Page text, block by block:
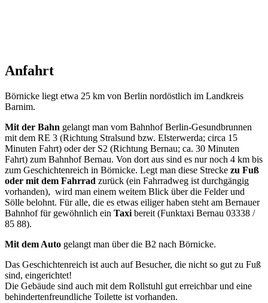
Anfahrt
Börnicke liegt etwa 25 km von Berlin nordöstlich im Landkreis
Barnim.
Mit der Bahn gelangt man vom Bahnhof Berlin-Gesundbrunnen
mit dem RE 3 (Richtung Stralsund bzw. Elsterwerda; circa 15
Minuten Fahrt) oder der S2 (Richtung Bernau; ca. 30 Minuten
Fahrt) zum Bahnhof Bernau. Von dort aus sind es nur noch 4 km bis
zum Geschichtenreich in Börnicke. Legt man diese Strecke zu Fuß
oder mit dem Fahrrad zurück (ein Fahrradweg ist durchgängig
vorhanden), wird man einem weitem Blick über die Felder und
Sölle belohnt. Für alle, die es etwas eiliger haben steht am Bernauer
Bahnhof für gewöhnlich ein Taxi bereit (Funktaxi Bernau 03338 /
85 88).
Mit dem Auto gelangt man über die B2 nach Börnicke.
Das Geschichtenreich ist auch auf Besucher, die nicht so gut zu Fuß
sind, eingerichtet!
Die Gebäude sind auch mit dem Rollstuhl gut erreichbar und eine
behindertenfreundliche Toilette ist vorhanden.